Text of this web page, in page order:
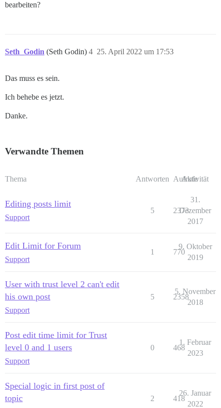
bearbeiten?
Seth_Godin (Seth Godin) 25. April 2022 um 17:53
4
Das muss es sein.
Ich behebe es jetzt.
Danke.
Verwandte Themen
Thema Antworten Aufrufe
Aktivität
Editing posts limit
Support
5 2373
31.
Dezember
2017
Edit Limit for Forum
Support
1 770
9. Oktober
2019
User with trust level 2 can't edit
his own post
Support
5 2358
5. November
2018
Post edit time limit for Trust
level 0 and 1 users
Support
0 468
1. Februar
2023
Special logic in first post of
topic
2 418
26. Januar
2022